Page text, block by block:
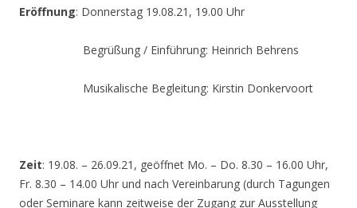
Eröffnung: Donnerstag 19.08.21, 19.00 Uhr
Begrüßung / Einführung: Heinrich Behrens
Musikalische Begleitung: Kirstin Donkervoort
Zeit: 19.08. – 26.09.21, geöffnet Mo. – Do. 8.30 – 16.00 Uhr,
Fr. 8.30 – 14.00 Uhr und nach Vereinbarung (durch Tagungen
oder Seminare kann zeitweise der Zugang zur Ausstellung